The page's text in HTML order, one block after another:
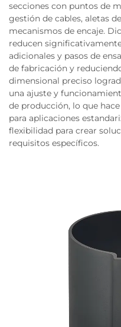
secciones con puntos de
gestión de cables, aletas
mecanismos de encaje.
reducen
adicionales y pasos de
de fabricación y
dimensional preciso
una ajuste y
de producción, lo que
para aplicaciones
flexibilidad para crear
requisitos específicos.